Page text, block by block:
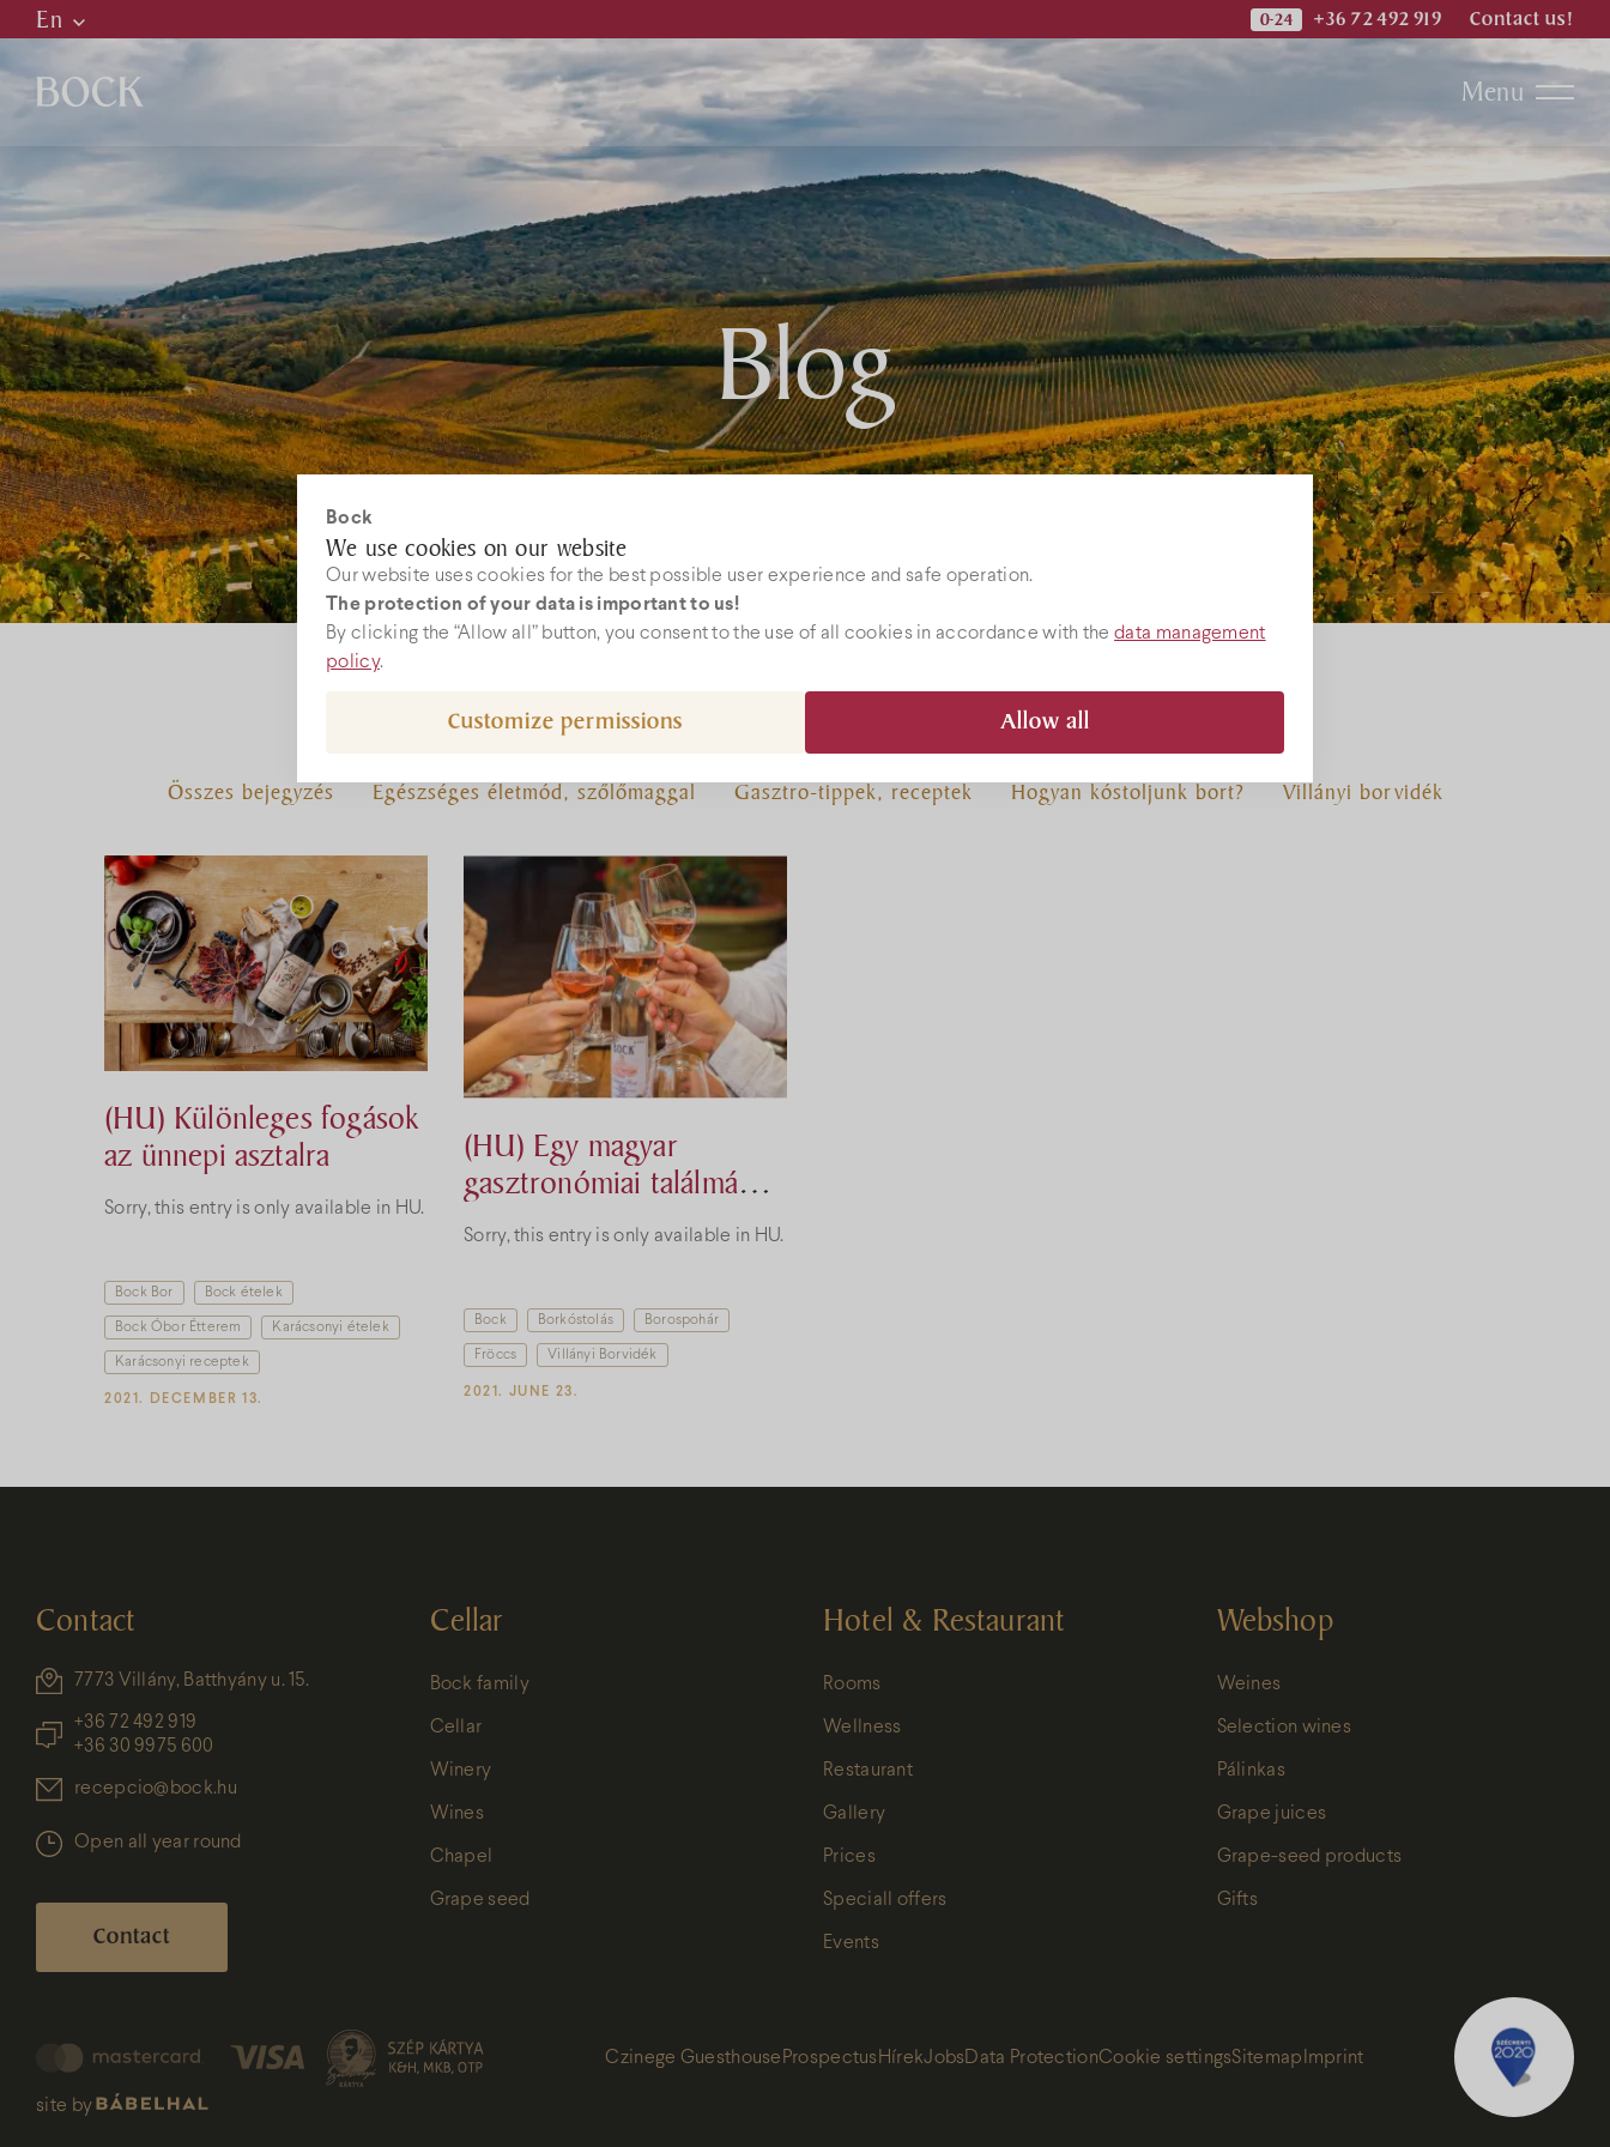
Bock
We use cookies on our website
Our website uses cookies for the best possible user experience and safe operation.
The protection of your data is important to us!
By clicking the “Allow all” button, you consent to the use of all cookies in accordance with thedata management
policy.
Allow all
Customize permissions
En
De
En +36 72 492 919 Contact us!
Menu
Blog
Összes bejegyzés Egészséges életmód, szőlőmaggal Gasztro-tippek, receptek Hogyan kóstoljunk bort? Villányi borvidék
(HU) Különleges fogások
az ünnepi asztalra
Sorry, this entry is only available in HU.
Bock Bor Bock ételek
Bock Óbor Étterem Karácsonyi ételek
Karácsonyi receptek
2021. DECEMBER 13.
(HU) Egy magyar
gasztronómiai találmány:
a fröccs
Sorry, this entry is only available in HU.
Bock Borkóstolás Borospohár
Fröccs Villányi Borvidék
2021. JUNE 23.
Contact
7773 Villány, Batthyány u. 15.
+36 72 492 919
+36 30 9975 600
recepcio@bock.hu
Open all year round
Contact
Cellar
Bock family
Cellar
Winery
Wines
Chapel
Grape seed
Hotel & Restaurant
Rooms
Wellness
Restaurant
Gallery
Prices
Speciall offers
Events
Webshop
Weines
Selection wines
Pálinkas
Grape juices
Grape-seed products
Gifts
Czinege Guesthouse Prospectus HírekJobs Data ProtectionCookie settingsSitemap Imprint
site by
Cellar
Hotel
Restaurant
Webshop
recepcio@bock.hu
+36 72 492 919
Katalogi
News
Jobs